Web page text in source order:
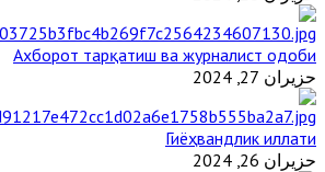
Ахборот тарқатиш ва журналист одоби
حزيران 27, 2024
Гиёҳвандлик иллати
حزيران 26, 2024